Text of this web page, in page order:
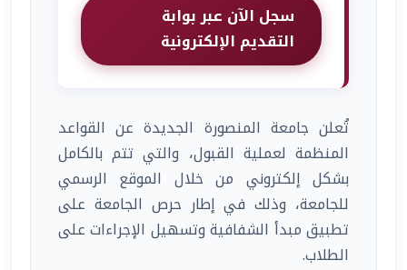
سجل الآن عبر بوابة
التقديم الإلكترونية
تُعلن جامعة المنصورة الجديدة عن القواعد
المنظمة لعملية القبول، والتي تتم بالكامل
بشكل إلكتروني من خلال الموقع الرسمي
للجامعة، وذلك في إطار حرص الجامعة على
تطبيق مبدأ الشفافية وتسهيل الإجراءات على
الطلاب.